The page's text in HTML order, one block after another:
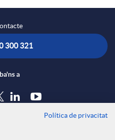
300 321
a
Política de privacitat